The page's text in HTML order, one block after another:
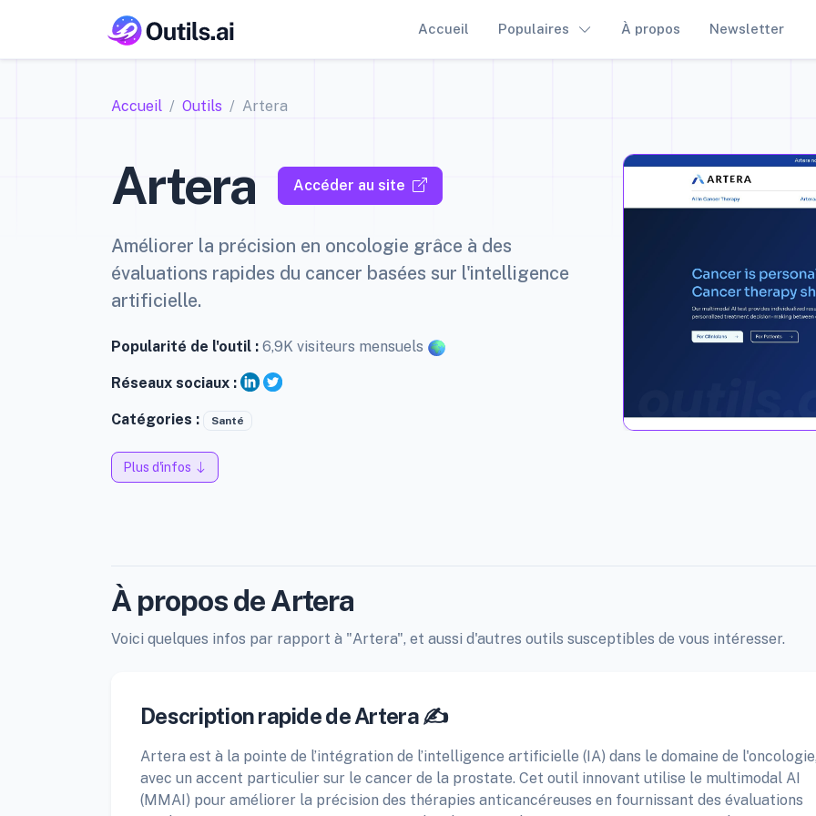
Accueil Populaires À propos Newsletter
Accueil Outils Artera
Artera Accéder au site
Améliorer la précision en oncologie grâce à des
évaluations rapides du cancer basées sur l'intelligence
artificielle.
Popularité de l'outil : 6,9K visiteurs mensuels
Réseaux sociaux :
Catégories : Santé
Plus d'infos
À propos de Artera
Voici quelques infos par rapport à "Artera", et aussi d'autres outils susceptibles de vous intéresser.
Description rapide de Artera ✍️
Artera est à la pointe de l’intégration de l’intelligence artificielle (IA) dans le domaine de
avec un accent particulier sur le cancer de la prostate. Cet outil innovant utilise le multimodal AI
(MMAI) pour améliorer la précision des thérapies anticancéreuses en fournissant des évaluations